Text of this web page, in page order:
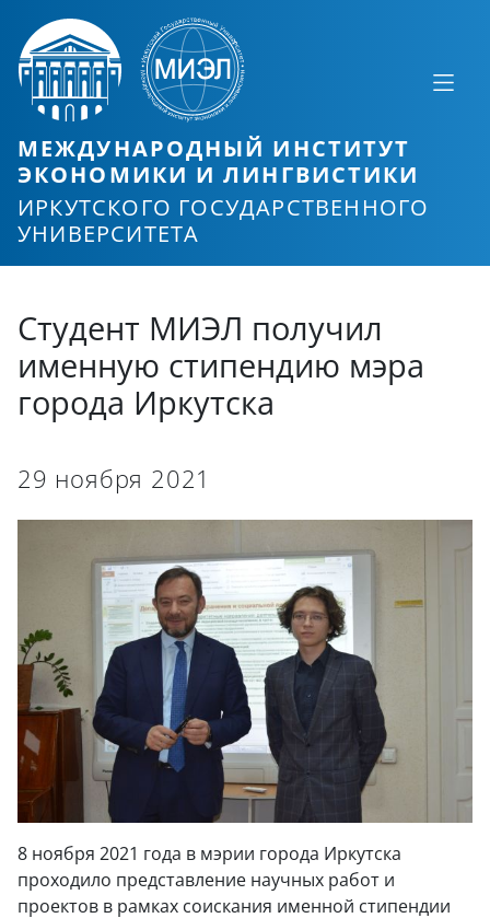
МЕЖДУНАРОДНЫЙ ИНСТИТУТ
ЭКОНОМИКИ И ЛИНГВИСТИКИ
ИРКУТСКОГО ГОСУДАРСТВЕННОГО
УНИВЕРСИТЕТА
Студент МИЭЛ получил
именную стипендию мэра
города Иркутска
29 ноября 2021
8 ноября 2021 года в мэрии города Иркутска
проходило представление научных работ и
проектов в рамках соискания именной стипендии